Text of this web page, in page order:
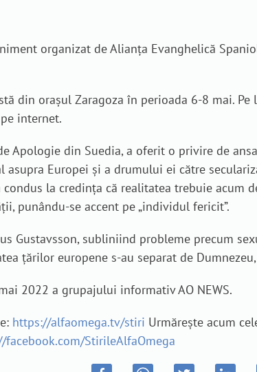
organizat de Alianța Evanghelică
din orașul Zaragoza în perioada 6-8 mai.
internet.
Apologie din Suedia, a oferit o privire de
Europei și a drumului ei către
la credința că realitatea trebuie
punându-se accent pe „individul fericit”.
Gustavsson, subliniind probleme precum
țărilor europene s-au separat de
2022 a grupajului informativ AO NEWS.
https://alfaomega.tv/stiri Urmărește acum
facebook.com/StirileAlfaOmega